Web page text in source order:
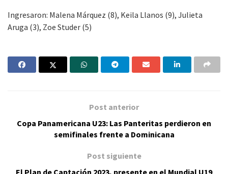
Ingresaron: Malena Márquez (8), Keila Llanos (9), Julieta
Aruga (3), Zoe Studer (5)
Post anterior
Copa Panamericana U23: Las Panteritas perdieron en
semifinales frente a Dominicana
Post siguiente
El Plan de Captación 2023, presente en el Mundial U19